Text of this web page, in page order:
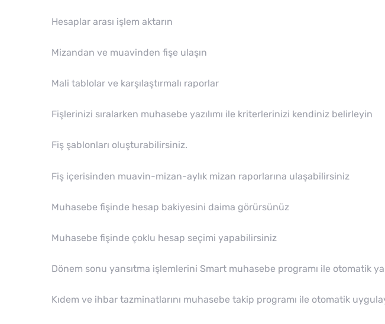
Hesaplar arası işlem aktarın
Mizandan ve muavinden fişe ulaşın
Mali tablolar ve karşılaştırmalı raporlar
Fişlerinizi sıralarken muhasebe yazılımı ile kriterlerinizi kendiniz belirleyin
Fiş şablonları oluşturabilirsiniz.
Fiş içerisinden muavin-mizan-aylık mizan raporlarına ulaşabilirsiniz
Muhasebe fişinde hesap bakiyesini daima görürsünüz
Muhasebe fişinde çoklu hesap seçimi yapabilirsiniz
Dönem sonu yansıtma işlemlerini Smart muhasebe programı ile otomatik
Kıdem ve ihbar tazminatlarını muhasebe takip programı ile otomatik